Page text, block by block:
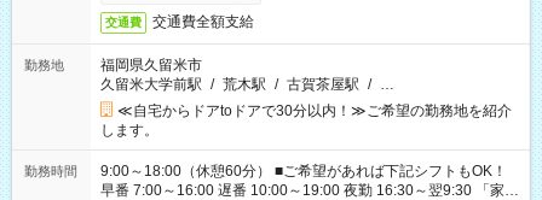
交通費 交通費全額支給
勤務地
福岡県久留米市
久留米大学前駅 / 荒木駅 / 古賀茶屋駅 / …
≪自宅からドアtoドアで30分以内！≫ご希望の勤務地を紹介
します。
勤務時間
9:00～18:00（休憩60分） ■ご希望があれば下記シフトもOK！
早番 7:00～16:00 遅番 10:00～19:00 夜勤 16:30～翌9:30 「家族